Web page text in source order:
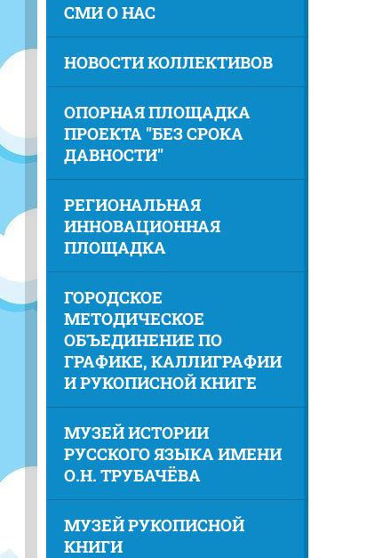
СМИ О НАС
НОВОСТИ КОЛЛЕКТИВОВ
ОПОРНАЯ ПЛОЩАДКА
ПРОЕКТА "БЕЗ СРОКА
ДАВНОСТИ"
РЕГИОНАЛЬНАЯ
ИННОВАЦИОННАЯ
ПЛОЩАДКА
ГОРОДСКОЕ
МЕТОДИЧЕСКОЕ
ОБЪЕДИНЕНИЕ ПО
ГРАФИКЕ, КАЛЛИГРАФИИ
И РУКОПИСНОЙ КНИГЕ
МУЗЕЙ ИСТОРИИ
РУССКОГО ЯЗЫКА ИМЕНИ
О.Н. ТРУБАЧЁВА
МУЗЕЙ РУКОПИСНОЙ
КНИГИ